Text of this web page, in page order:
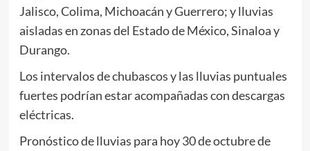
Jalisco, Colima, Michoacán y Guerrero; y lluvias
aisladas en zonas del Estado de México, Sinaloa y
Durango.
Los intervalos de chubascos y las lluvias puntuales
fuertes podrían estar acompañadas con descargas
eléctricas.
Pronóstico de lluvias para hoy 30 de octubre de